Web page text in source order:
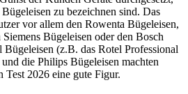
zu bezeichnen sind. Das
vor allem den Rowenta Bügeleisen,
Bügeleisen oder den Bosch
(z.B. das Rotel Professional
die Philips Bügeleisen machten
Test 2026 eine gute Figur.